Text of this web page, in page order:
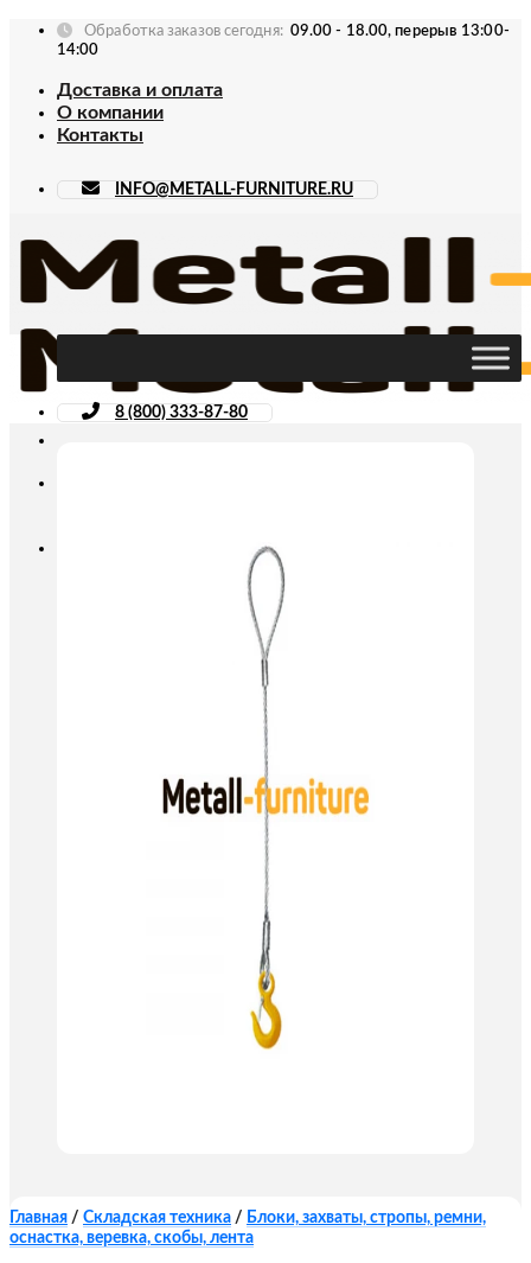
Skip
Обработка заказов сегодня: 09.00 - 18.00, перерыв 13:00-
14:00
Доставка и оплата
О компании
Контакты
INFO@METALL-FURNITURE.RU
8 (800) 333-87-80
Главная / Складская техника / Блоки, захваты, стропы, ремни,
оснастка, веревка, скобы, лента